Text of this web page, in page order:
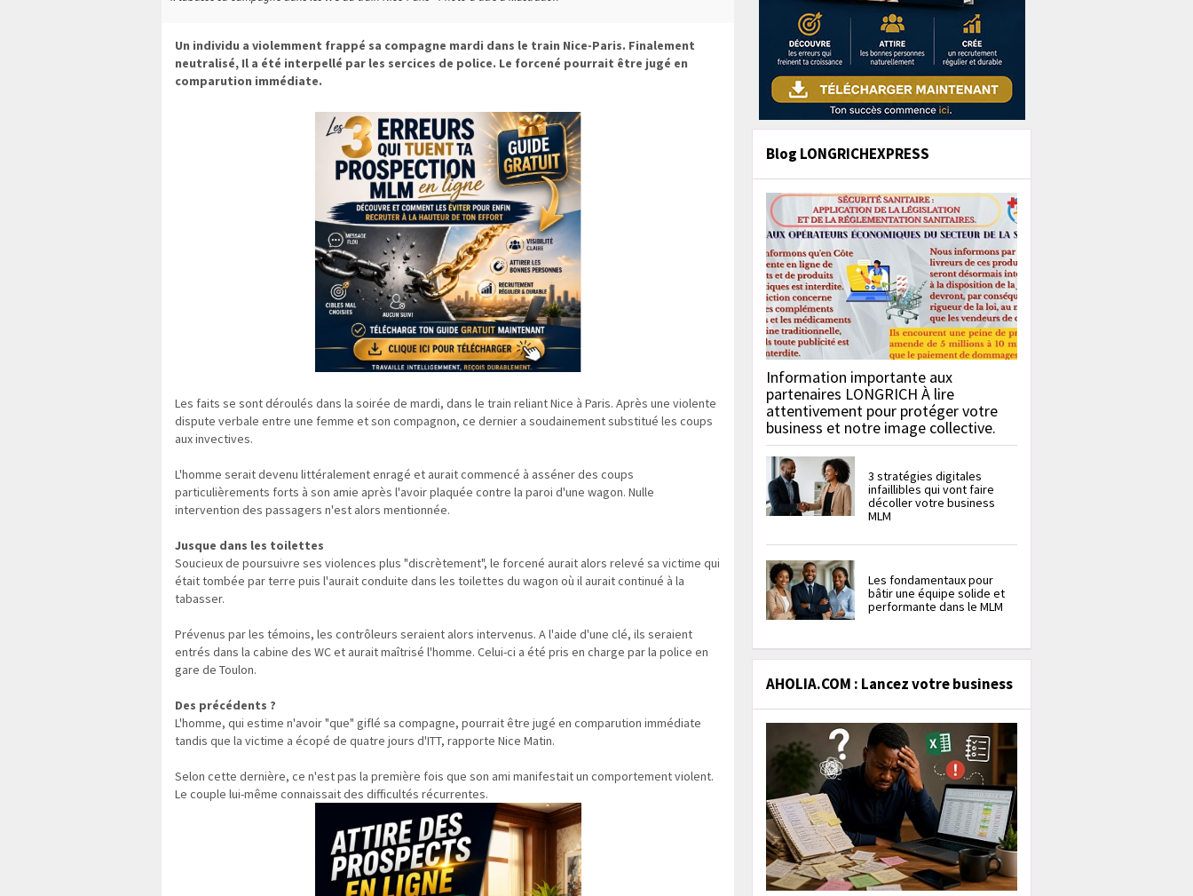
Un individu a violemment frappé sa compagne mardi dans le train Nice-Paris. Finalement
neutralisé, Il a été interpellé par les sercices de police. Le forcené pourrait être jugé en
comparution immédiate.
Les faits se sont déroulés dans la soirée de mardi, dans le train reliant Nice à Paris. Après une violente
dispute verbale entre une femme et son compagnon, ce dernier a soudainement substitué les coups
aux invectives.
L'homme serait devenu littéralement enragé et aurait commencé à asséner des coups
particulièrements forts à son amie après l'avoir plaquée contre la paroi d'une wagon. Nulle
intervention des passagers n'est alors mentionnée.
Jusque dans les toilettes
Soucieux de poursuivre ses violences plus "discrètement", le forcené aurait alors relevé sa victime qui
était tombée par terre puis l'aurait conduite dans les toilettes du wagon où il aurait continué à la
tabasser.
Prévenus par les témoins, les contrôleurs seraient alors intervenus. A l'aide d'une clé, ils seraient
entrés dans la cabine des WC et aurait maîtrisé l'homme. Celui-ci a été pris en charge par la police en
gare de Toulon.
Des précédents ?
L'homme, qui estime n'avoir "que" giflé sa compagne, pourrait être jugé en comparution immédiate
tandis que la victime a écopé de quatre jours d'ITT, rapporte Nice Matin.
Selon cette dernière, ce n'est pas la première fois que son ami manifestait un comportement violent.
Le couple lui-même connaissait des difficultés récurrentes.
Blog LONGRICHEXPRESS
Information importante aux
partenaires LONGRICH À lire
attentivement pour protéger votre
business et notre image collective.
3 stratégies digitales
infaillibles qui vont faire
décoller votre business
MLM
Les fondamentaux pour
bâtir une équipe solide et
performante dans le MLM
AHOLIA.COM : Lancez votre business